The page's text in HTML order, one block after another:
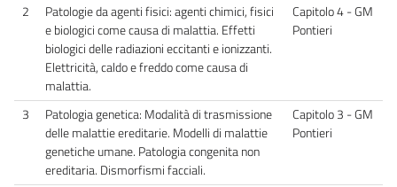
2
Patologie da agenti fisici: agenti chimici, fisici
e biologici come causa di malattia. Effetti
biologici delle radiazioni eccitanti e ionizzanti.
Elettricità, caldo e freddo come causa di
malattia.
Capitolo 4 - GM
Pontieri
3
Patologia genetica: Modalità di trasmissione
delle malattie ereditarie. Modelli di malattie
genetiche umane. Patologia congenita non
ereditaria. Dismorfismi facciali.
Capitolo 3 - GM
Pontieri